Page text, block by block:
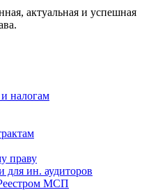
актуальная и успешная
налогам
праву
для ин. аудиторов
МСП